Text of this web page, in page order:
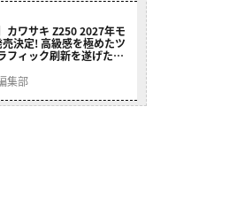
カワサキ Z250 2027年モ
決定! 高級感を極めたツ
フィック刷新を遂げた本
集部